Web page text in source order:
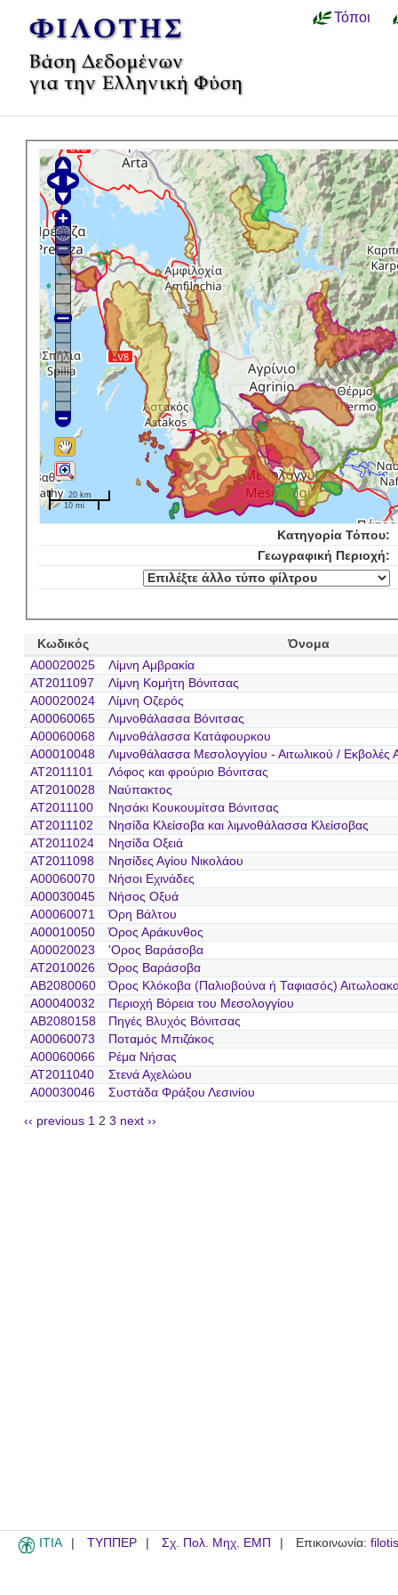
Τόποι
20 km
10 mi
Κατηγορία Τόπου:
Γεωγραφική Περιοχή:
Κωδικός
Όνομα
A00020025
Λίμνη Αμβρακία
AT2011097
Λίμνη Κομήτη Βόνιτσας
A00020024
Λίμνη Οζερός
A00060065
Λιμνοθάλασσα Βόνιτσας
A00060068
Λιμνοθάλασσα Κατάφουρκου
A00010048
Λιμνοθάλασσα Μεσολογγίου - Αιτωλικού / Εκβολές
AT2011101
Λόφος και φρούριο Βόνιτσας
AT2010028
Ναύπακτος
AT2011100
Νησάκι Κουκουμίτσα Βόνιτσας
AT2011102
Νησίδα Κλείσοβα και λιμνοθάλασσα Κλείσοβας
AT2011024
Νησίδα Οξειά
AT2011098
Νησίδες Αγίου Νικολάου
A00060070
Νήσοι Εχινάδες
A00030045
Νήσος Οξυά
A00060071
Όρη Βάλτου
A00010050
Όρος Αράκυνθος
A00020023
'Ορος Βαράσοβα
AT2010026
Όρος Βαράσοβα
AB2080060
Όρος Κλόκοβα (Παλιοβούνα ή Ταφιασός)
A00040032
Περιοχή Βόρεια του Μεσολογγίου
AB2080158
Πηγές Βλυχός Βόνιτσας
A00060073
Ποταμός Μπιζάκος
A00060066
Ρέμα Νήσας
AT2011040
Στενά Αχελώου
A00030046
Συστάδα Φράξου Λεσινίου
‹‹ previous 1 2 3 next ››
ITIA ΤΥΠΠΕΡ Σχ. Πολ. Μηχ. ΕΜΠ Επικοινωνία: